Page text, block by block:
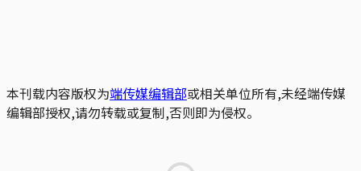
本刊载内容版权为端传媒编辑部或相关单位所有,未经端传媒
编辑部授权,请勿转载或复制,否则即为侵权。